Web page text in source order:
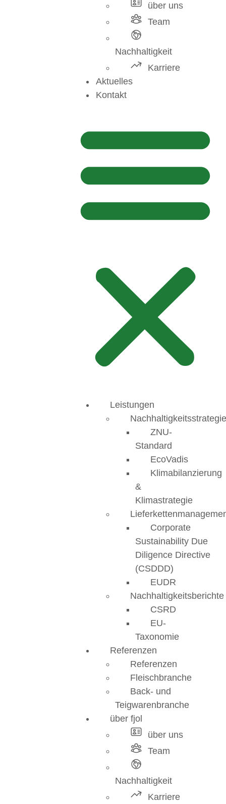
über uns
Team
Nachhaltigkeit
Karriere
Aktuelles
Kontakt
Leistungen
ZNU-
Standard
EcoVadis
Klimabilanzierung
&
Klimastrategie
Corporate
Sustainability Due
Diligence Directive
(CSDDD)
EUDR
Nachhaltigkeitsberichte
CSRD
EU-
Taxonomie
Referenzen
Referenzen
Fleischbranche
Back- und
Teigwarenbranche
über fjol
über uns
Team
Nachhaltigkeit
Karriere